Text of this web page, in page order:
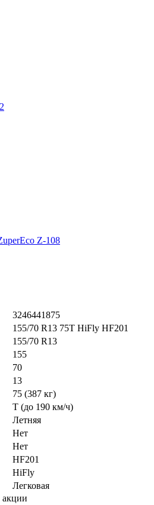
Z-108
3246441875
155/70 R13 75T HiFly HF201
155/70 R13
155
70
13
75 (387 кг)
T (до 190 км/ч)
Летняя
Нет
Нет
HF201
HiFly
Легковая
акции